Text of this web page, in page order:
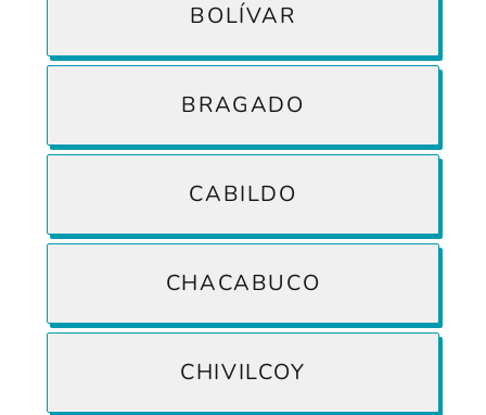
BOLÍVAR
BRAGADO
CABILDO
CHACABUCO
CHIVILCOY